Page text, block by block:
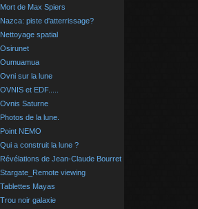
Mort de Max Spiers
Nazca: piste d'atterrissage?
Nettoyage spatial
Osirunet
Oumuamua
Ovni sur la lune
OVNIS et EDF.....
Ovnis Saturne
Photos de la lune.
Point NEMO
Qui a construit la lune ?
Révélations de Jean-Claude Bourret
Stargate_Remote viewing
Tablettes Mayas
Trou noir galaxie